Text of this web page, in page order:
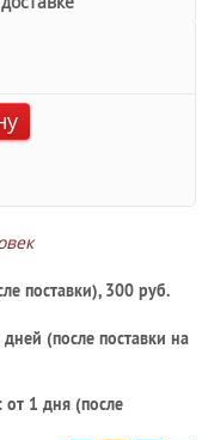
поставки), 300 руб.
дней (после поставки на
: от 1 дня (после